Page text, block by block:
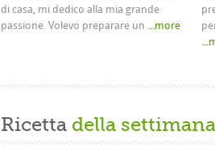
di casa, mi dedico alla mia grande
passione. Volevo preparare un ...more
Ricetta della settimana